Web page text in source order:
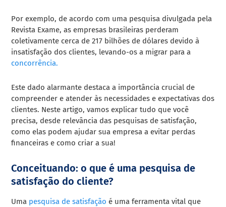
Por exemplo, de acordo com uma pesquisa divulgada pela
Revista Exame, as empresas brasileiras perderam
coletivamente cerca de 217 bilhões de dólares devido à
insatisfação dos clientes, levando-os a migrar para a
concorrência.
Este dado alarmante destaca a importância crucial de
compreender e atender às necessidades e expectativas dos
clientes. Neste artigo, vamos explicar tudo que você
precisa, desde relevância das pesquisas de satisfação,
como elas podem ajudar sua empresa a evitar perdas
financeiras e como criar a sua!
Conceituando: o que é uma pesquisa de
satisfação do cliente?
Uma pesquisa de satisfação é uma ferramenta vital que